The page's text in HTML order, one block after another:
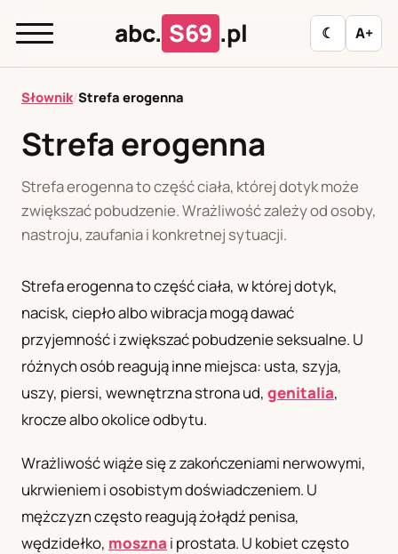
abc. S69 .pl ☾ A+
abc.
E
J
K L M N O P R
S
T
U W Z Ł
Polityka redakcyjna
PL
Polski
RU
Русский
UA
Słownik/Strefa erogenna
Strefa erogenna
Strefa erogenna to część ciała, której dotyk może
zwiększać pobudzenie. Wrażliwość zależy od osoby,
nastroju, zaufania i konkretnej sytuacji.
Strefa erogenna to część ciała, w której dotyk,
nacisk, ciepło albo wibracja mogą dawać
przyjemność i zwiększać pobudzenie seksualne. U
różnych osób reagują inne miejsca: usta, szyja,
uszy, piersi, wewnętrzna strona ud, genitalia,
krocze albo okolice odbytu.
Wrażliwość wiąże się z zakończeniami nerwowymi,
ukrwieniem i osobistym doświadczeniem. U
mężczyzn często reagują żołądź penisa,
wędzidełko, moszna i prostata. U kobiet często